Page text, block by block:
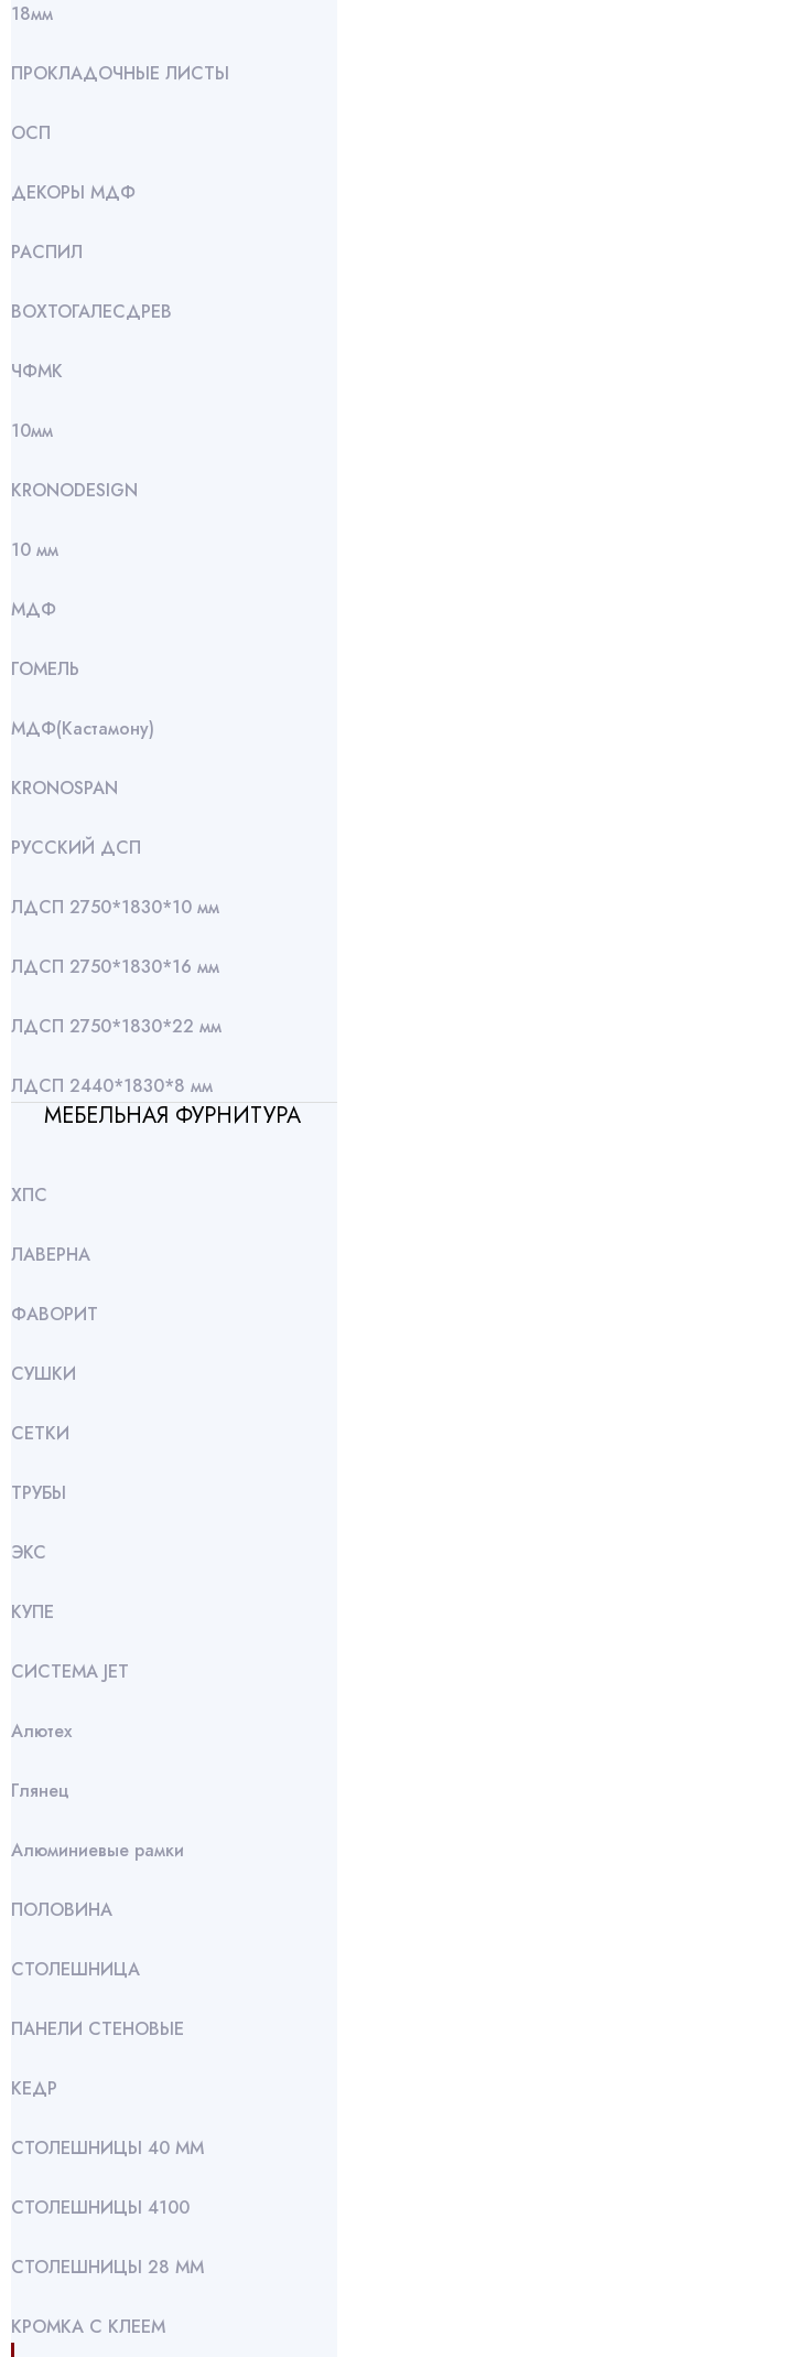
18мм
ПРОКЛАДОЧНЫЕ ЛИСТЫ
ОСП
ДЕКОРЫ МДФ
РАСПИЛ
ВОХТОГАЛЕСДРЕВ
ЧФМК
10мм
KRONODESIGN
10 мм
МДФ
ГОМЕЛЬ
МДФ(Кастамону)
KRONOSPAN
РУССКИЙ ДСП
ЛДСП 2750*1830*10 мм
ЛДСП 2750*1830*16 мм
ЛДСП 2750*1830*22 мм
ЛДСП 2440*1830*8 мм
МЕБЕЛЬНАЯ ФУРНИТУРА
ХПС
ЛАВЕРНА
ФАВОРИТ
СУШКИ
СЕТКИ
ТРУБЫ
ЭКС
КУПЕ
СИСТЕМА JET
Алютех
Глянец
Алюминиевые рамки
ПОЛОВИНА
СТОЛЕШНИЦА
ПАНЕЛИ СТЕНОВЫЕ
КЕДР
СТОЛЕШНИЦЫ 40 ММ
СТОЛЕШНИЦЫ 4100
СТОЛЕШНИЦЫ 28 ММ
КРОМКА С КЛЕЕМ